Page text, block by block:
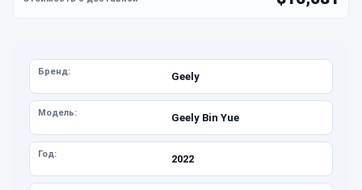
Бренд: Geely
Модель: Geely Bin Yue
Год: 2022